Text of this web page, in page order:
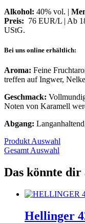
Alkohol: 40% vol. |
Preis: 76 EUR/L | Ab
UStG.
Bei uns online erhältlich:
Aroma: Feine
treffen auf Ingwer,
Geschmack:
Noten von Karamell
Abgang:
Produkt Auswahl
Gesamt Auswahl
Das könnte
Hellinger